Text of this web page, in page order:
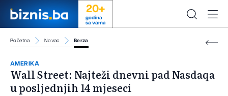
20+
godina
sa vama
Početna Novac Berza
AMERIKA
Wall Street: Najteži dnevni pad Nasdaqa
u posljednjih 14 mjeseci